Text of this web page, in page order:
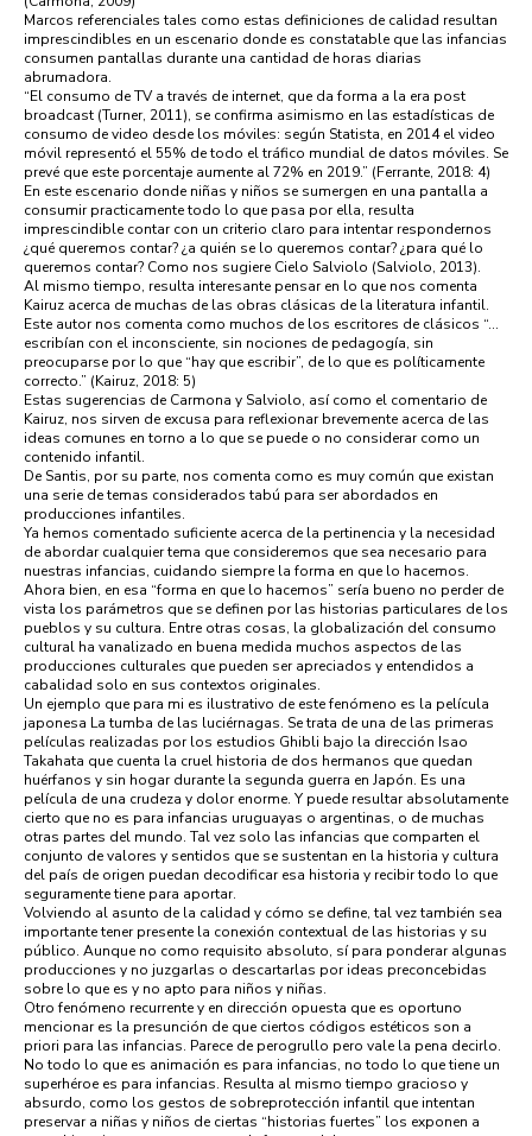
Marcos referenciales tales como estas definiciones de calidad resultan
imprescindibles en un escenario donde es constatable que las infancias
consumen pantallas durante una cantidad de horas diarias
abrumadora.
“El consumo de TV a través de internet, que da forma a la era post
broadcast (Turner, 2011), se confirma asimismo en las estadísticas de
consumo de video desde los móviles: según Statista, en 2014 el video
móvil representó el 55% de todo el tráfico mundial de datos móviles. Se
prevé que este porcentaje aumente al 72% en 2019.” (Ferrante, 2018: 4)
En este escenario donde niñas y niños se sumergen en una pantalla a
consumir practicamente todo lo que pasa por ella, resulta
imprescindible contar con un criterio claro para intentar respondernos
¿qué queremos contar? ¿a quién se lo queremos contar? ¿para qué lo
queremos contar? Como nos sugiere Cielo Salviolo (Salviolo, 2013).
Al mismo tiempo, resulta interesante pensar en lo que nos comenta
Kairuz acerca de muchas de las obras clásicas de la literatura infantil.
Este autor nos comenta como muchos de los escritores de clásicos “…
escribían con el inconsciente, sin nociones de pedagogía, sin
preocuparse por lo que “hay que escribir”, de lo que es políticamente
correcto.” (Kairuz, 2018: 5)
Estas sugerencias de Carmona y Salviolo, así como el comentario de
Kairuz, nos sirven de excusa para reflexionar brevemente acerca de las
ideas comunes en torno a lo que se puede o no considerar como un
contenido infantil.
De Santis, por su parte, nos comenta como es muy común que existan
una serie de temas considerados tabú para ser abordados en
producciones infantiles.
Ya hemos comentado suficiente acerca de la pertinencia y la necesidad
de abordar cualquier tema que consideremos que sea necesario para
nuestras infancias, cuidando siempre la forma en que lo hacemos.
Ahora bien, en esa “forma en que lo hacemos” sería bueno no perder de
vista los parámetros que se definen por las historias particulares de los
pueblos y su cultura. Entre otras cosas, la globalización del consumo
cultural ha vanalizado en buena medida muchos aspectos de las
producciones culturales que pueden ser apreciados y entendidos a
cabalidad solo en sus contextos originales.
Un ejemplo que para mi es ilustrativo de este fenómeno es la película
japonesa La tumba de las luciérnagas. Se trata de una de las primeras
películas realizadas por los estudios Ghibli bajo la dirección Isao
Takahata que cuenta la cruel historia de dos hermanos que quedan
huérfanos y sin hogar durante la segunda guerra en Japón. Es una
película de una crudeza y dolor enorme. Y puede resultar absolutamente
cierto que no es para infancias uruguayas o argentinas, o de muchas
otras partes del mundo. Tal vez solo las infancias que comparten el
conjunto de valores y sentidos que se sustentan en la historia y cultura
del país de origen puedan decodificar esa historia y recibir todo lo que
seguramente tiene para aportar.
Volviendo al asunto de la calidad y cómo se define, tal vez también sea
importante tener presente la conexión contextual de las historias y su
público. Aunque no como requisito absoluto, sí para ponderar algunas
producciones y no juzgarlas o descartarlas por ideas preconcebidas
sobre lo que es y no apto para niños y niñas.
Otro fenómeno recurrente y en dirección opuesta que es oportuno
mencionar es la presunción de que ciertos códigos estéticos son a
priori para las infancias. Parece de perogrullo pero vale la pena decirlo.
No todo lo que es animación es para infancias, no todo lo que tiene un
superhéroe es para infancias. Resulta al mismo tiempo gracioso y
absurdo, como los gestos de sobreprotección infantil que intentan
preservar a niñas y niños de ciertas “historias fuertes” los exponen a